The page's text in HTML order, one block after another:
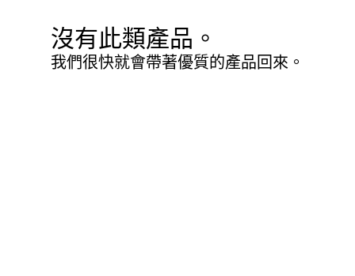
沒有此類產品。
我們很快就會帶著優質的產品回來。